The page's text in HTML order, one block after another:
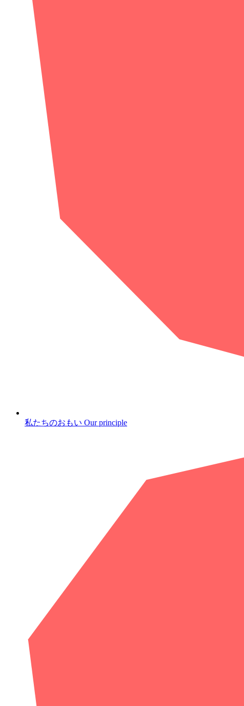
私たちのおもい Our principle